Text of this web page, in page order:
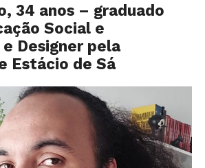
34 anos – graduado
Social e
Designer pela
Estácio de Sá